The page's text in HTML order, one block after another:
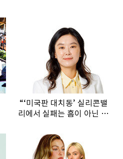
“‘미국판 대치동’ 실리콘밸
리에서 실패는 흠이 아닌 경